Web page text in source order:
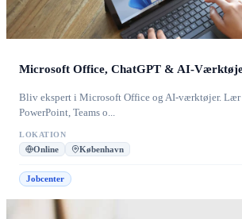
Microsoft Office, ChatGPT & AI-
Bliv ekspert i Microsoft Office og AI-værktøjer. Lær
PowerPoint, Teams o...
LOKATION
Online København
Jobcenter